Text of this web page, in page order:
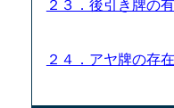
２３．後引き牌の
２４．アヤ牌の存